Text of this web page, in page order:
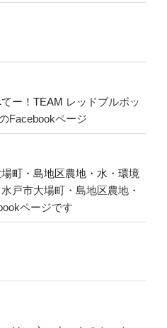
ー！TEAM レッドブルボッ
Facebookページ
町・島地区農地・水・環境
水戸市大場町・島地区農地・
ページです